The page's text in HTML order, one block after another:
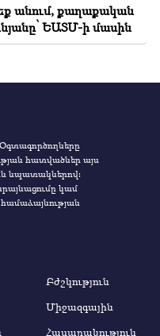
եք անում, քաղաքական
ԵԱՏՄ-ի մասին
հատվածներ այս
նպատակներով:
կամ
Բժշկություն
Միջազգային
Հասարակություն